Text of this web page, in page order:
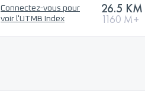
Connectez-vous pour
voir l'UTMB Index
26.5 KM
1160 M+